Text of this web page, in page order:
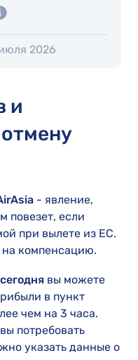
2026
и
- явление,
повезет, если
при вылете из ЕС.
на компенсацию.
вы можете
в пункт
чем на 3 часа.
потребовать
указать данные о